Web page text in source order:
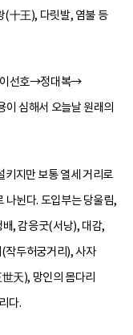
(十王), 다릿발, 염불 등
이선호→정대복→
심해서 오늘날 원래의
키지만 보통 열세 거리로
나뉜다. 도입부는 당울림,
, 감응굿(서낭), 대감,
작두허궁거리), 사자
天), 망인의 몸다리
다.